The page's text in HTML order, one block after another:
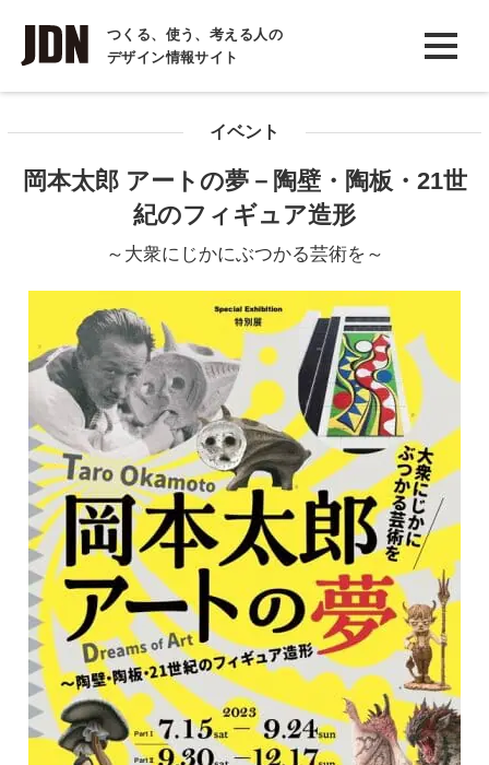
つくる、使う、考える人の
デザイン情報サイト
INTERVIEW
インタビュー
COLUMN
イベント
岡本太郎 アートの夢－陶壁・陶板・21世
紀のフィギュア造形
～大衆にじかにぶつかる芸術を～